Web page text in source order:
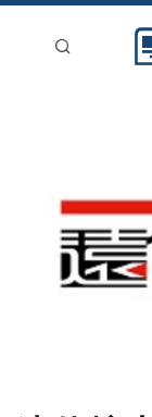
刊登